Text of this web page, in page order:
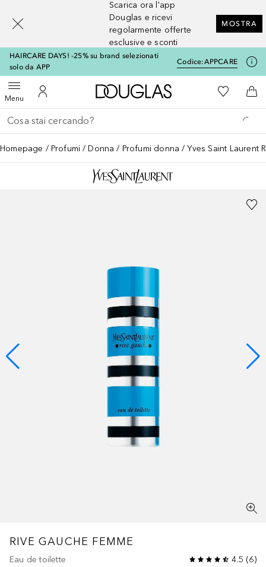
Scarica ora l'app
Douglas e ricevi
regolarmente offerte
esclusive e sconti
MOSTRA
HAIRCARE DAYS! -25% su brand selezionati
solo da APP
Codice:APPCARE
MenuApri menuAl Mio Account
A Douglas HomeAlla Mia
Al
Torna indietro
Esegui ricerca
Homepage Profumi Donna Profumi donna Yves Saint Laurent
RIVE GAUCHE FEMME
Eau de toilette 4.5 (6)
[navigation.slideout.screenreader]